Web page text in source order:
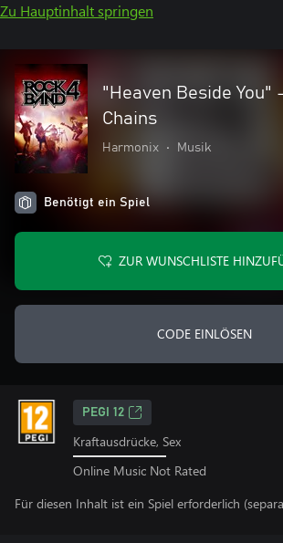
Zu Hauptinhalt springen
"Heaven Beside You"
Chains
Harmonix • Musik
Benötigt ein Spiel
ZUR WUNSCHLISTE
CODE EINLÖSEN
PEGI 12
Kraftausdrücke, Sex
Online Music Not Rated
Für diesen Inhalt ist ein Spiel erforderlich